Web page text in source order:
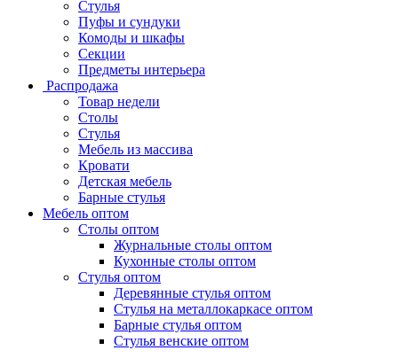
Стулья
Пуфы и сундуки
Комоды и шкафы
Секции
Предметы интерьера
Распродажа
Товар недели
Столы
Стулья
Мебель из массива
Кровати
Детская мебель
Барные стулья
Мебель оптом
Столы оптом
Журнальные столы оптом
Кухонные столы оптом
Стулья оптом
Деревянные стулья оптом
Стулья на металлокаркасе оптом
Барные стулья оптом
Стулья венские оптом